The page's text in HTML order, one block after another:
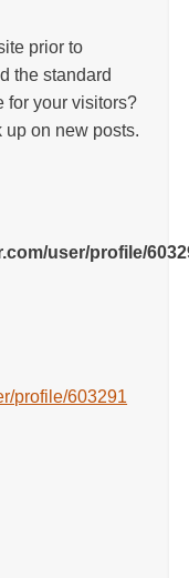
prior to
the standard
for your visitors?
up on new posts.
user/profile/
profile/603291